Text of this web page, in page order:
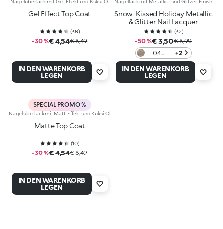
Nagelüberlack mit Gel-Effekt und Kukui Öl
Gel Effect Top Coat
(38)
-30 %€ 4,54€ 6,49
IN DEN WARENKORB
LEGEN
Nagellack mit Metallic- und Glitzer-Finish
Snow-Kissed Holiday Metallic
& Glitter Nail Lacquer
(32)
-50 %€ 3,50€ 6,99
04
Angel's
Aura
+2
IN DEN WARENKORB
LEGEN
SPECIAL PROMO %
Nagelüberlack mit Matt-Effekt und Kukui Öl
Matte Top Coat
(10)
-30 %€ 4,54€ 6,49
IN DEN WARENKORB
LEGEN